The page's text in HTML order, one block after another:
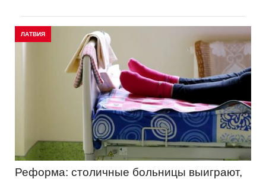
ЛАТВИЯ
Реформа: столичные больницы выиграют,